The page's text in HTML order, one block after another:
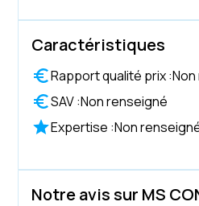
Caractéristiques
Rapport qualité prix :
SAV :Non renseigné
Expertise :Non
Notre avis sur MS